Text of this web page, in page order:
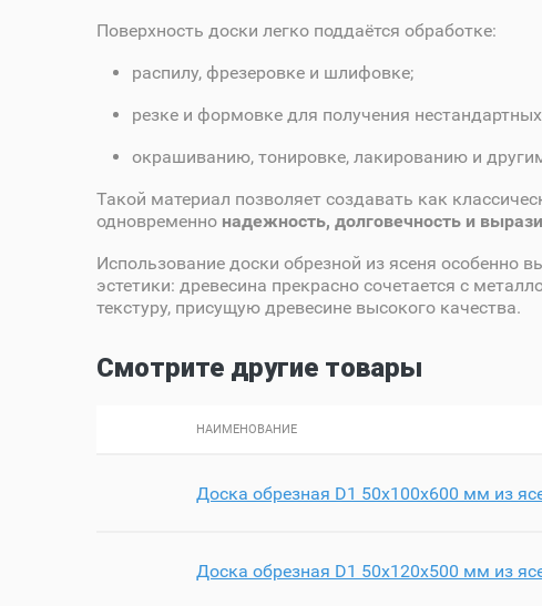
Поверхность доски легко поддаётся обработке:
распилу, фрезеровке и шлифовке;
резке и формовке для получения
окрашиванию, тонировке, лакированию и
Такой материал позволяет создавать как
одновременно надежность, долговечность и
Использование доски обрезной из ясеня особенно
эстетики: древесина прекрасно сочетается с
текстуру, присущую древесине высокого качества.
Смотрите другие товары
НАИМЕНОВАНИЕ
Доска обрезная D1 50х100х600 мм из
Доска обрезная D1 50х120х500 мм из